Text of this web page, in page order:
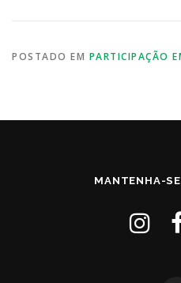
POSTADO EM PARTICIPAÇÃO
MANTENHA-